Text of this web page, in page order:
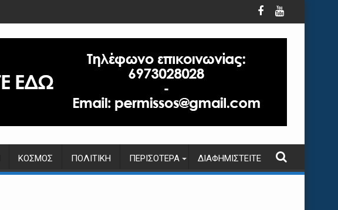
ΚΌΣΜΟΣ ΠΟΛΙΤΙΚΉ ΠΕΡΙΣΌΤΕΡΑ ΔΙΑΦΗΜΙΣΤΕΊΤΕ